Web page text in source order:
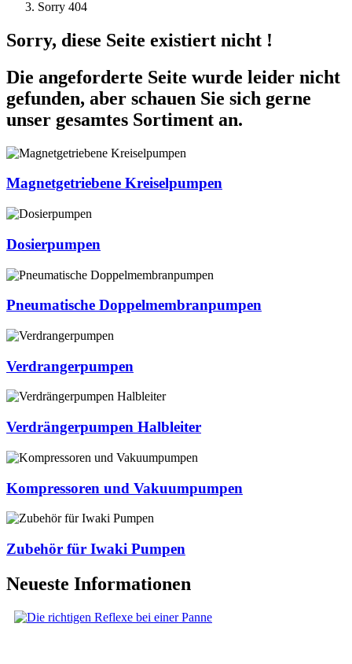
Sorry 404
Sorry, diese Seite existiert nicht !
Die angeforderte Seite wurde leider nicht
gefunden, aber schauen Sie sich gerne
unser gesamtes Sortiment an.
Magnetgetriebene Kreiselpumpen
Dosierpumpen
Pneumatische Doppelmembranpumpen
Verdrangerpumpen
Verdrängerpumpen Halbleiter
Kompressoren und Vakuumpumpen
Zubehör für Iwaki Pumpen
Neueste Informationen